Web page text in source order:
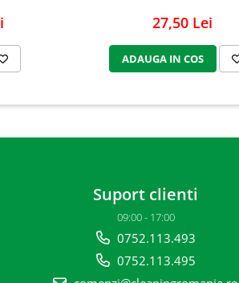
27,50 Lei
ADAUGA IN COS
Suport clienti
09:00 - 17:00
0752.113.493
0752.113.495